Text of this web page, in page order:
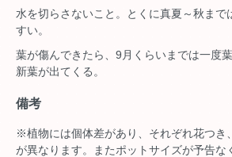
水を切らさないこと。とくに真夏～秋まで
すい。
葉が傷んできたら、9月くらいまでは一度
新葉が出てくる。
備考
※植物には個体差があり、それぞれ花つき
が異なります。またポットサイズが予告な